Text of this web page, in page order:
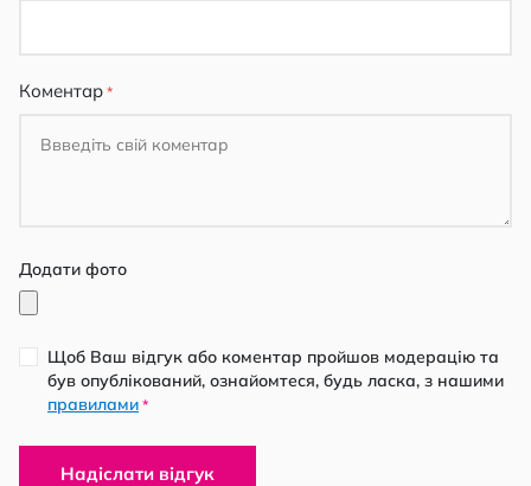
Коментар
Додати фото
Щоб Ваш відгук або коментар пройшов модерацію та
був опублікований, ознайомтеся, будь ласка, з нашими
правилами *
Надіслати відгук